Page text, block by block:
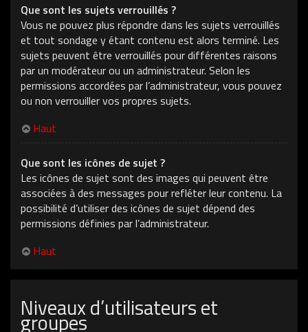
Que sont les sujets verrouillés ?
Vous ne pouvez plus répondre dans les sujets verrouillés
et tout sondage y étant contenu est alors terminé. Les
sujets peuvent être verrouillés pour différentes raisons
par un modérateur ou un administrateur. Selon les
permissions accordées par l’administrateur, vous pouvez
ou non verrouiller vos propres sujets.
Haut
Que sont les icônes de sujet ?
Les icônes de sujet sont des images qui peuvent être
associées à des messages pour refléter leur contenu. La
possibilité d’utiliser des icônes de sujet dépend des
permissions définies par l’administrateur.
Haut
Niveaux d’utilisateurs et
groupes